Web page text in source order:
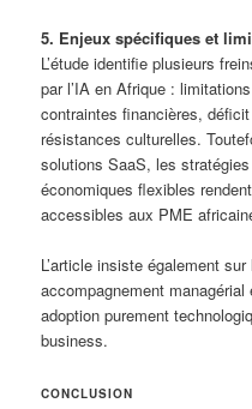
5. Enjeux spécifiques et
L’étude identifie plusieurs
par l’IA en Afrique :
contraintes financières,
résistances culturelles.
solutions SaaS, les
économiques flexibles
accessibles aux PME
L’article insiste également
accompagnement
adoption purement
business.
CONCLUSION